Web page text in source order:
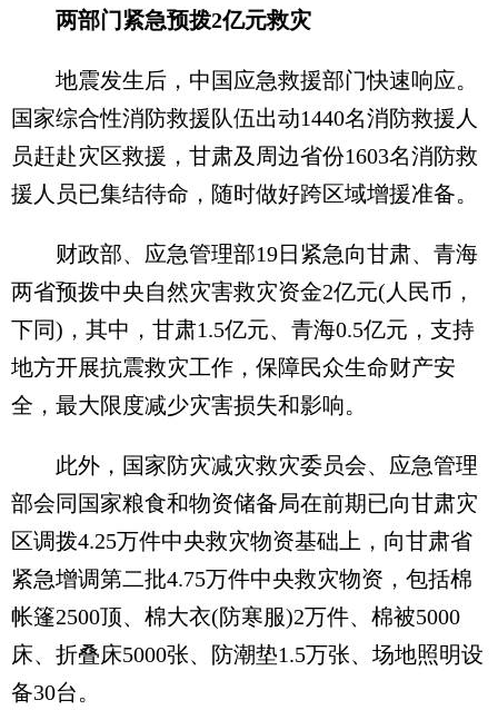
两部门紧急预拨2亿元救灾
地震发生后，中国应急救援部门快速响应。
国家综合性消防救援队伍出动1440名消防救援人
员赶赴灾区救援，甘肃及周边省份1603名消防救
援人员已集结待命，随时做好跨区域增援准备。
财政部、应急管理部19日紧急向甘肃、青海
两省预拨中央自然灾害救灾资金2亿元(人民币，
下同)，其中，甘肃1.5亿元、青海0.5亿元，支持
地方开展抗震救灾工作，保障民众生命财产安
全，最大限度减少灾害损失和影响。
此外，国家防灾减灾救灾委员会、应急管理
部会同国家粮食和物资储备局在前期已向甘肃灾
区调拨4.25万件中央救灾物资基础上，向甘肃省
紧急增调第二批4.75万件中央救灾物资，包括棉
帐篷2500顶、棉大衣(防寒服)2万件、棉被5000
床、折叠床5000张、防潮垫1.5万张、场地照明设
备30台。